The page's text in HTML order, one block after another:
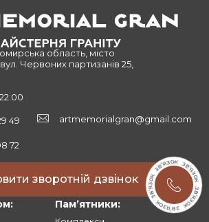
область, місто
Червоних партизанів 25,
49
72
artmemorialgran@gmail.com
зворотній дзвінок
Памʼятники: